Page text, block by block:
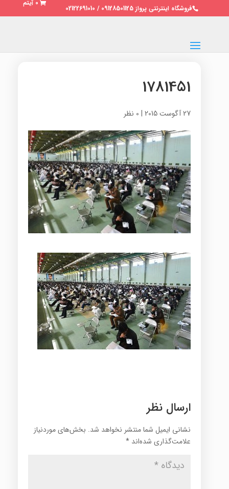
فروشگاه اینترنتی پرواز 09128501125 / 02122691010
0 آیتم
1781451
27 آگوست 2015 | 0 نظر
ارسال نظر
نشانی ایمیل شما منتشر نخواهد شد. بخش‌های موردنیاز
علامت‌گذاری شده‌اند *